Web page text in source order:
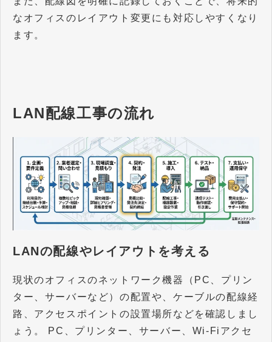
なオフィスのレイアウト変更にも対応しやすくなり
ます。
LAN配線工事の流れ
LANの配線やレイアウトを考える
現状のオフィスのネットワーク機器（PC、プリン
ター、サーバーなど）の配置や、ケーブルの配線経
路、アクセスポイントの設置場所などを確認しまし
ょう。 PC、プリンター、サーバー、Wi-Fiアクセ